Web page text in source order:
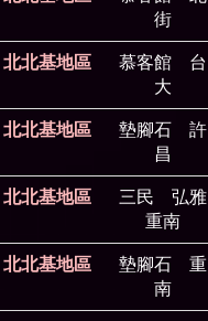
街
北北基地區
慕客館 台
大
北北基地區
墊腳石 許
昌
北北基地區
三民 弘雅
重南
北北基地區
墊腳石 重
南